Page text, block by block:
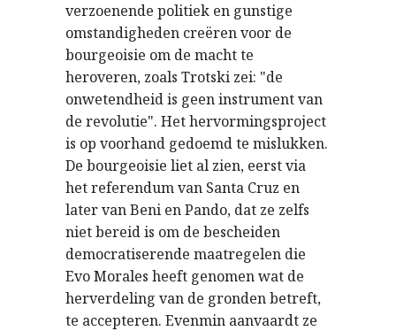
verzoenende politiek en gunstige
omstandigheden creëren voor de
bourgeoisie om de macht te
heroveren, zoals Trotski zei: "de
onwetendheid is geen instrument van
de revolutie". Het hervormingsproject
is op voorhand gedoemd te mislukken.
De bourgeoisie liet al zien, eerst via
het referendum van Santa Cruz en
later van Beni en Pando, dat ze zelfs
niet bereid is om de bescheiden
democratiserende maatregelen die
Evo Morales heeft genomen wat de
herverdeling van de gronden betreft,
te accepteren. Evenmin aanvaardt ze